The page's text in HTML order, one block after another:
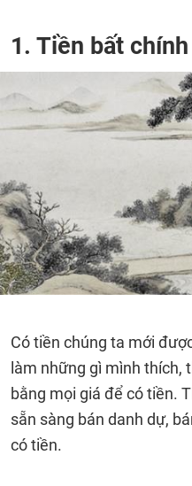
1. Tiền bất chính
Có tiền chúng ta mới
làm những gì mình thích,
bằng mọi giá để có tiền.
sẵn sàng bán danh dự,
có tiền.